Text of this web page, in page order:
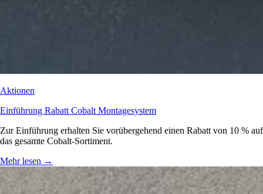
Aktionen
Einführung Rabatt Cobalt Montagesystem
Zur Einführung erhalten Sie vorübergehend einen Rabatt von 10 % auf
das gesamte Cobalt-Sortiment.
Mehr lesen →